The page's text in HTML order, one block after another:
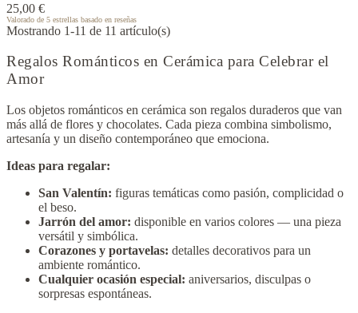
25,00 €
Valorado de 5 estrellas basado en reseñas
Mostrando 1-11 de 11 artículo(s)
Regalos Románticos en Cerámica para Celebrar el
Amor
Los objetos románticos en cerámica son regalos duraderos que van
más allá de flores y chocolates. Cada pieza combina simbolismo,
artesanía y un diseño contemporáneo que emociona.
Ideas para regalar:
San Valentín: figuras temáticas como pasión, complicidad o
el beso.
Jarrón del amor: disponible en varios colores — una pieza
versátil y simbólica.
Corazones y portavelas: detalles decorativos para un
ambiente romántico.
Cualquier ocasión especial: aniversarios, disculpas o
sorpresas espontáneas.